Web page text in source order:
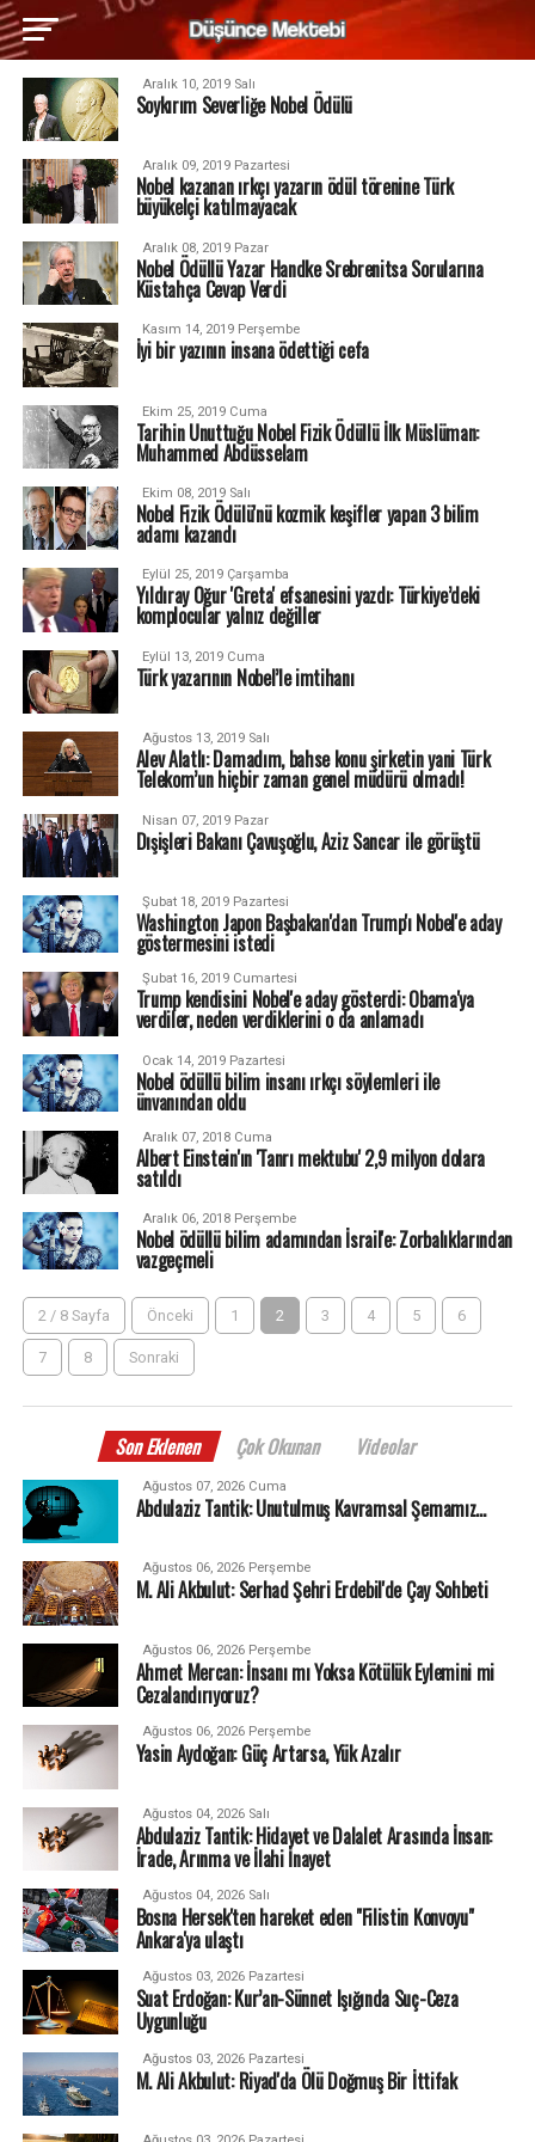
Aralık 10, 2019 Salı
Soykırım Severliğe Nobel Ödülü
Aralık 09, 2019 Pazartesi
Nobel kazanan ırkçı yazarın ödül törenine Türk
büyükelçi katılmayacak
Aralık 08, 2019 Pazar
Nobel Ödüllü Yazar Handke Srebrenitsa Sorularına
Küstahça Cevap Verdi
Kasım 14, 2019 Perşembe
İyi bir yazının insana ödettiği cefa
Ekim 25, 2019 Cuma
Tarihin Unuttuğu Nobel Fizik Ödüllü İlk Müslüman:
Muhammed Abdüsselam
Ekim 08, 2019 Salı
Nobel Fizik Ödülü'nü kozmik keşifler yapan 3 bilim
adamı kazandı
Eylül 25, 2019 Çarşamba
Yıldıray Oğur 'Greta' efsanesini yazdı: Türkiye’deki
komplocular yalnız değiller
Eylül 13, 2019 Cuma
Türk yazarının Nobel’le imtihanı
Ağustos 13, 2019 Salı
Alev Alatlı: Damadım, bahse konu şirketin yani Türk
Telekom’un hiçbir zaman genel müdürü olmadı!
Nisan 07, 2019 Pazar
Dışişleri Bakanı Çavuşoğlu, Aziz Sancar ile görüştü
Şubat 18, 2019 Pazartesi
Washington Japon Başbakan'dan Trump'ı Nobel'e aday
göstermesini istedi
Şubat 16, 2019 Cumartesi
Trump kendisini Nobel'e aday gösterdi: Obama'ya
verdiler, neden verdiklerini o da anlamadı
Ocak 14, 2019 Pazartesi
Nobel ödüllü bilim insanı ırkçı söylemleri ile
ünvanından oldu
Aralık 07, 2018 Cuma
Albert Einstein'ın 'Tanrı mektubu' 2,9 milyon dolara
satıldı
Aralık 06, 2018 Perşembe
Nobel ödüllü bilim adamından İsrail'e: Zorbalıklarından
vazgeçmeli
2 / 8 Sayfa Önceki 1 2 3 4 5 6
7 8 Sonraki
Son Eklenen Çok Okunan Videolar
Ağustos 07, 2026 Cuma
Abdulaziz Tantik: Unutulmuş Kavramsal Şemamız…
Ağustos 06, 2026 Perşembe
M. Ali Akbulut: Serhad Şehri Erdebil'de Çay Sohbeti
Ağustos 06, 2026 Perşembe
Ahmet Mercan: İnsanı mı Yoksa Kötülük Eylemini mi
Cezalandırıyoruz?
Ağustos 06, 2026 Perşembe
Yasin Aydoğan: Güç Artarsa, Yük Azalır
Ağustos 04, 2026 Salı
Abdulaziz Tantik: Hidayet ve Dalalet Arasında İnsan:
İrade, Arınma ve İlahi İnayet
Ağustos 04, 2026 Salı
Bosna Hersek'ten hareket eden "Filistin Konvoyu"
Ankara'ya ulaştı
Ağustos 03, 2026 Pazartesi
Suat Erdoğan: Kur’an-Sünnet Işığında Suç-Ceza
Uygunluğu
Ağustos 03, 2026 Pazartesi
M. Ali Akbulut: Riyad'da Ölü Doğmuş Bir İttifak